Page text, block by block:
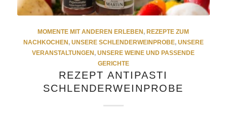
MOMENTE MIT ANDEREN ERLEBEN , REZEPTE ZUM
NACHKOCHEN , UNSERE SCHLENDERWEINPROBE, UNSERE
VERANSTALTUNGEN ,UNSERE WEINE UND PASSENDE
GERICHTE
REZEPT ANTIPASTI
SCHLENDERWEINPROBE